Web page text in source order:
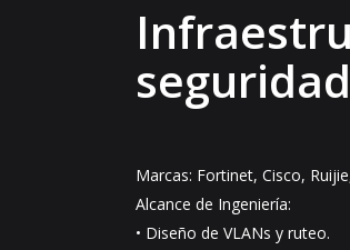
Marcas: Fortinet, Cisco,
Alcance de Ingeniería:
• Diseño de VLANs y ruteo.